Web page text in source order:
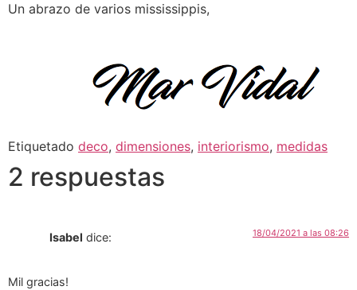
Un abrazo de varios mississippis,
Etiquetado deco, dimensiones, interiorismo, medidas
2 respuestas
Isabel dice: 18/04/2021 a las 08:26
Mil gracias!